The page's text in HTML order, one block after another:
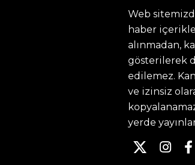
Web
haber
alınmadan,
gösterilerek
edilemez.
ve izinsiz
yerde